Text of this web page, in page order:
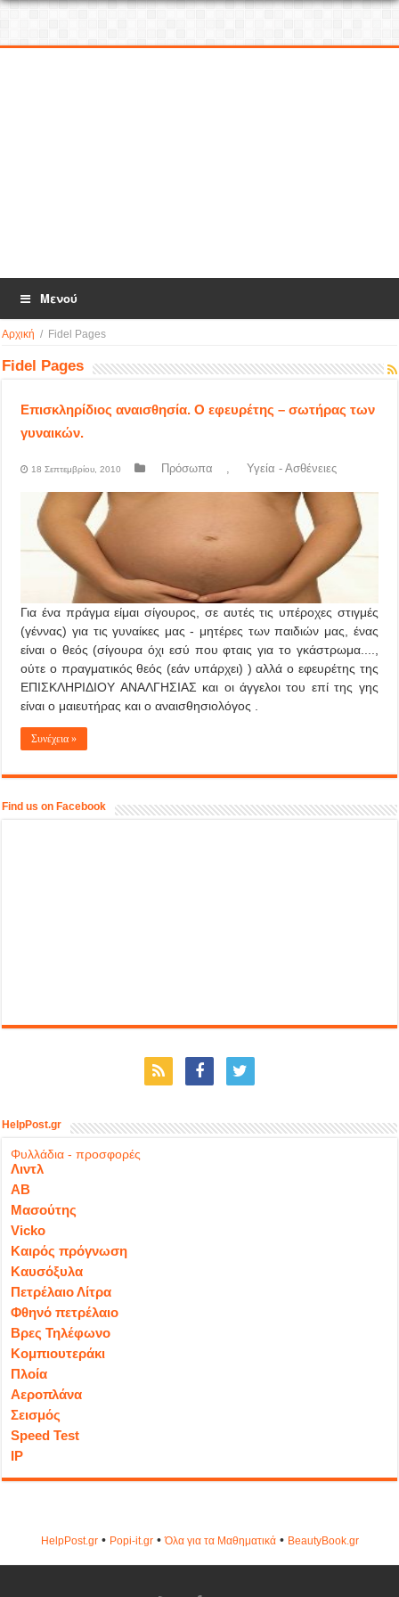
Μενού
Αρχική / Fidel Pages
Fidel Pages
Επισκληρίδιος αναισθησία. Ο εφευρέτης – σωτήρας των
γυναικών.
18 Σεπτεμβρίου, 2010 Πρόσωπα , Υγεία - Ασθένειες
Για ένα πράγμα είμαι σίγουρος, σε αυτές τις υπέροχες στιγμές
(γέννας) για τις γυναίκες μας - μητέρες των παιδιών μας, ένας
είναι ο θεός (σίγουρα όχι εσύ που φταις για το γκάστρωμα....,
ούτε ο πραγματικός θεός (εάν υπάρχει) ) αλλά ο εφευρέτης της
ΕΠΙΣΚΛΗΡΙΔΙΟΥ ΑΝΑΛΓΗΣΙΑΣ και οι άγγελοι του επί της γης
είναι ο μαιευτήρας και ο αναισθησιολόγος .
Συνέχεια »
Find us on Facebook
HelpPost.gr
Φυλλάδια - προσφορές
Λιντλ
ΑΒ
Μασούτης
Vicko
Καιρός πρόγνωση
Καυσόξυλα
Πετρέλαιο Λίτρα
Φθηνό πετρέλαιο
Βρες Τηλέφωνο
Κομπιουτεράκι
Πλοία
Αεροπλάνα
Σεισμός
Speed Test
IP
HelpPost.gr• Popi-it.gr•Όλα για τα Μαθηματικά• ΒeautyΒook.gr